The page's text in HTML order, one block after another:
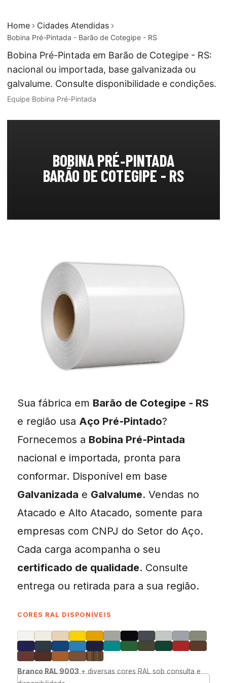
Home Cidades Atendidas
Bobina Pré-Pintada - Barão de Cotegipe - RS
Bobina Pré-Pintada em Barão de Cotegipe - RS:
nacional ou importada, base galvanizada ou
galvalume. Consulte disponibilidade e condições.
Equipe Bobina Pré-Pintada
BOBINA PRÉ‑PINTADA
BARÃO DE COTEGIPE - RS
Sua fábrica em Barão de Cotegipe ‑ RS
e região usa Aço Pré‑Pintado?
Fornecemos a Bobina Pré‑Pintada
nacional e importada, pronta para
conformar. Disponível em base
Galvanizada e Galvalume. Vendas no
Atacado e Alto Atacado, somente para
empresas com CNPJ do Setor do Aço.
Cada carga acompanha o seu
certificado de qualidade. Consulte
entrega ou retirada para a sua região.
CORES RAL DISPONÍVEIS
Branco RAL 9003 + diversas cores RAL sob consulta e